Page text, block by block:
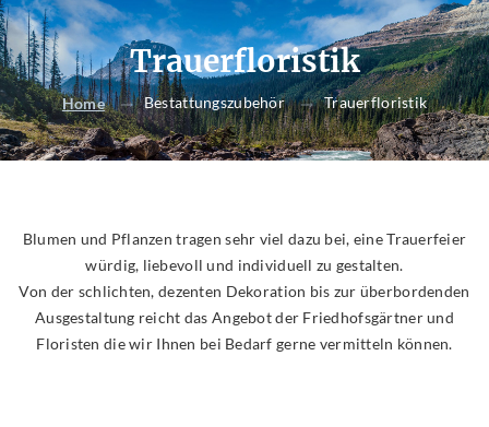
Trauerfloristik
Home Bestattungszubehör Trauerfloristik
Blumen und Pflanzen tragen sehr viel dazu bei, eine Trauerfeier
würdig, liebevoll und individuell zu gestalten.
Von der schlichten, dezenten Dekoration bis zur überbordenden
Ausgestaltung reicht das Angebot der Friedhofsgärtner und
Floristen die wir Ihnen bei Bedarf gerne vermitteln können.